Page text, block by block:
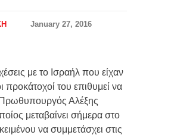
January 27, 2016
με το Ισραήλ που είχαν
προκάτοχοί του επιθυμεί να
Πρωθυπουργός Αλέξης
μεταβαίνει σήμερα στο
να συμμετάσχει στις